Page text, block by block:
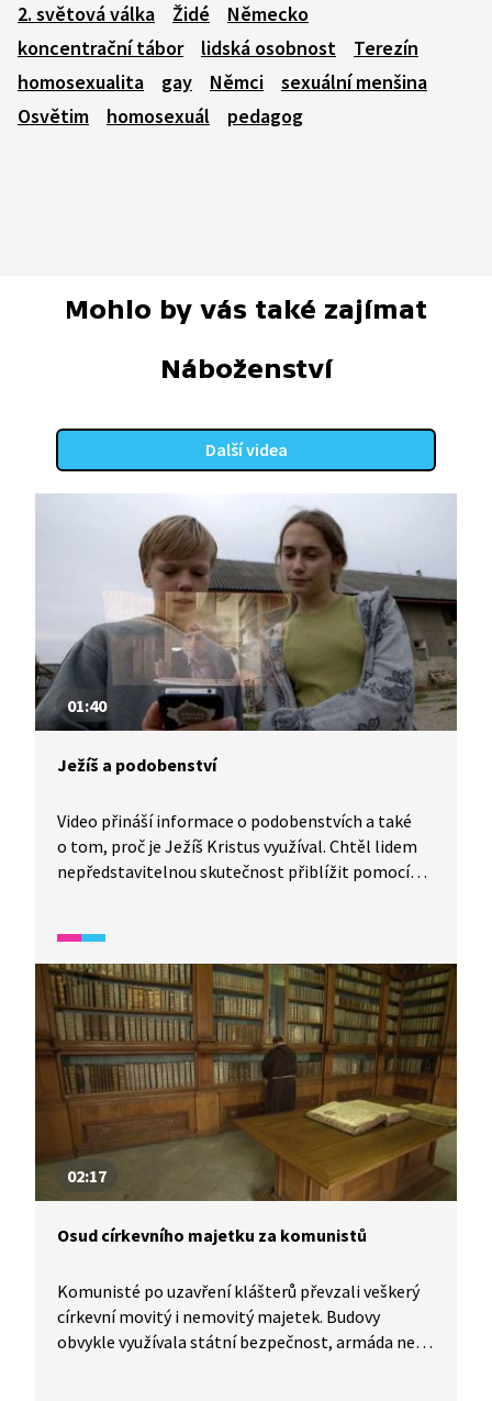
2. světová válka
Židé
Německo
koncentrační tábor
lidská osobnost
Terezín
homosexualita
gay Němci
sexuální menšina
Osvětim
homosexuál pedagog
Mohlo by vás také zajímat
Náboženství
Další videa
01:40
Ježíš a podobenství
Video přináší informace o podobenstvích a také
o tom, proč je Ježíš Kristus využíval. Chtěl lidem
nepředstavitelnou skutečnost přiblížit pomocí
02:17
Osud církevního majetku za komunistů
Komunisté po uzavření klášterů převzali veškerý
církevní movitý i nemovitý majetek. Budovy
obvykle využívala státní bezpečnost, armáda nebo